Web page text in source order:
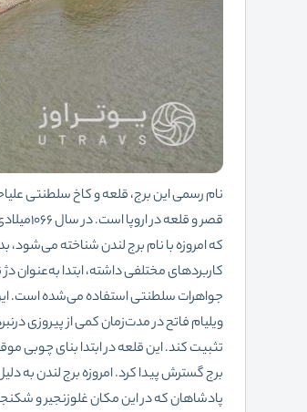
قصر و
که امروزه با نام برج لندن شناخته
کاربردهای مختلفی داشته، ابتدا به‌عنوان
جواهرات سلطنتی استفاده می‌شده است.
ویلیام فاتح در مدت‌زمان کمی از پیروزی
برج گسترش پیدا کرد. امروزه برج لندن
پادشاهان که در این مکان غلوزنجیر و